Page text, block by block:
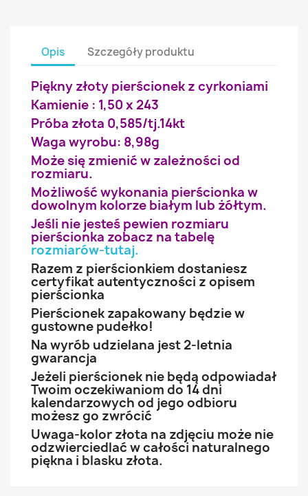
Opis Szczegóły produktu
Piękny złoty pierścionek z cyrkoniami
Kamienie : 1,50 x 243
Próba złota 0,585/tj.14kt
Waga wyrobu: 8,98g
Może się zmienić w zależności od
rozmiaru.
Możliwość wykonania pierścionka w
dowolnym kolorze białym lub żółtym.
Jeśli nie jesteś pewien rozmiaru
pierścionka zobacz na tabelę
rozmiarów-tutaj.
Razem z pierścionkiem dostaniesz
certyfikat autentyczności z opisem
pierścionka
Pierścionek zapakowany będzie w
gustowne pudełko!
Na wyrób udzielana jest 2-letnia
gwarancja
Jeżeli pierścionek nie będą odpowiadał
Twoim oczekiwaniom do 14 dni
kalendarzowych od jego odbioru
możesz go zwrócić
Uwaga-kolor złota na zdjęciu może nie
odzwierciedlać w całości naturalnego
piękna i blasku złota.